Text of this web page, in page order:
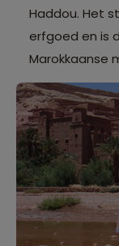
Haddou. Het
erfgoed en is
Marokkaanse